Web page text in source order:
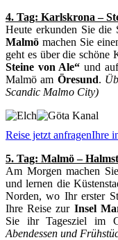
4. Tag: Karlskrona –
Heute erkunden Sie die
Malmö machen Sie
geht es über die schöne
Steine von Ale“ und
Malmö am Öresund.
Scandic Malmo City)
Reise jetzt anfragenIhre
5. Tag: Malmö –
Am Morgen machen
und lernen die
Norden, wo Ihr erster
Ihre Reise zur Insel
Sie ihr Tagesziel im
Abendessen und